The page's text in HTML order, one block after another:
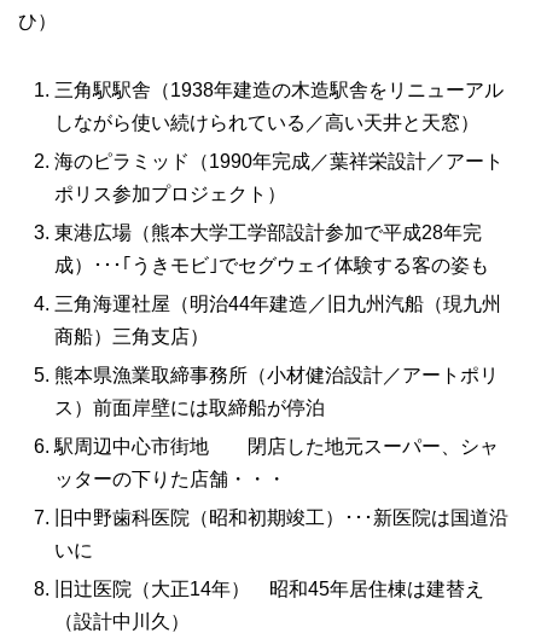
ひ）
三角駅駅舎（1938年建造の木造駅舎をリニューアル
しながら使い続けられている／高い天井と天窓）
海のピラミッド（1990年完成／葉祥栄設計／アート
ポリス参加プロジェクト）
東港広場（熊本大学工学部設計参加で平成28年完
成）･･･｢うきモビ｣でセグウェイ体験する客の姿も
三角海運社屋（明治44年建造／旧九州汽船（現九州
商船）三角支店）
熊本県漁業取締事務所（小材健治設計／アートポリ
ス）前面岸壁には取締船が停泊
駅周辺中心市街地 閉店した地元スーパー、シャ
ッターの下りた店舗・・・
旧中野歯科医院（昭和初期竣工）･･･新医院は国道沿
いに
旧辻医院（大正14年） 昭和45年居住棟は建替え
（設計中川久）